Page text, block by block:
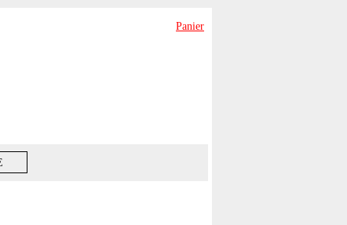
Panier